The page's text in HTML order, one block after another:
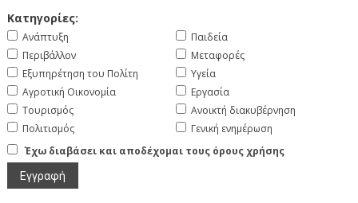
Κατηγορίες:
Ανάπτυξη
Περιβάλλον
Εξυπηρέτηση του Πολίτη
Αγροτική Οικονομία
Τουρισμός
Πολιτισμός
Παιδεία
Μεταφορές
Υγεία
Εργασία
Ανοικτή διακυβέρνηση
Γενική ενημέρωση
Έχω διαβάσει και αποδέχομαι τους όρους χρήσης